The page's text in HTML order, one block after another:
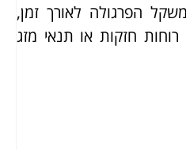
הפרגולה לאורך זמן,
רוחות חזקות או תנאי מזג